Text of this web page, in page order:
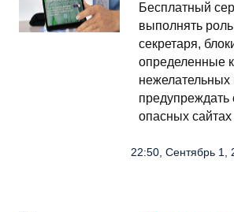
Бесплатный
выполнять
секретаря,
определенные
нежелательных
предупреждать
опасных
22:50, Сентябрь 1,